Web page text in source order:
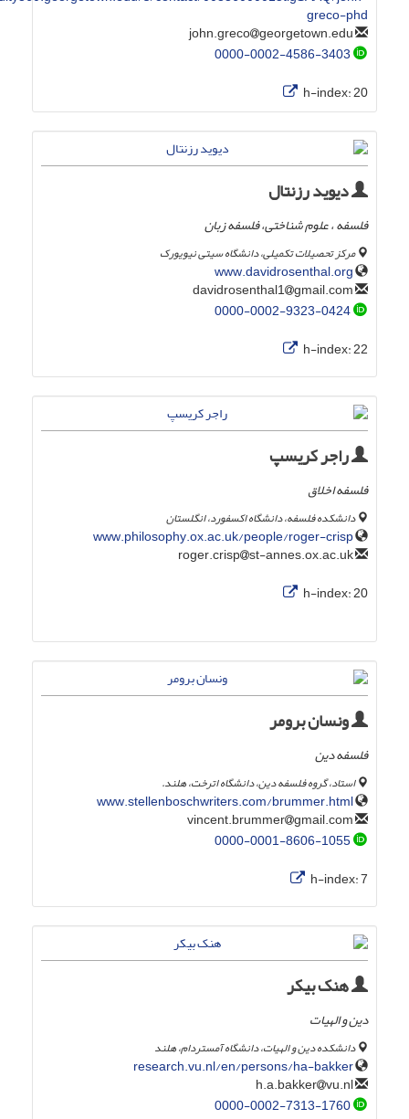
greco-phd
georgetown.edu
0000-0002-4586-3403
h-index:20
دیوید رزنتال
فلسفه ، علوم شناختی، فلسفه زبان
مرکز تحصیلات تکمیلی، دانشگاه سیتی نیویورک
www.davidrosenthal.org
gmail.com
0000-0002-9323-0424
h-index:22
راجر کریسپ
فلسفه اخلاق
دانشکده فلسفه، دانشگاه اکسفورد، انگلستان
www.philosophy.ox.ac.uk/people/roger-crisp
st-annes.ox.ac.uk
h-index:20
ونسان برومر
فلسفه دین
استاد، گروه فلسفه دین، دانشگاه اترخت، هلند.
www.stellenboschwriters.com/brummer.html
gmail.com
0000-0001-8606-1055
h-index:7
هنک بیکر
دین و الهیات
دانشکده دین و الهیات، دانشگاه آمستردام، هلند
research.vu.nl/en/persons/ha-bakker
vu.nl
0000-0002-7313-1760